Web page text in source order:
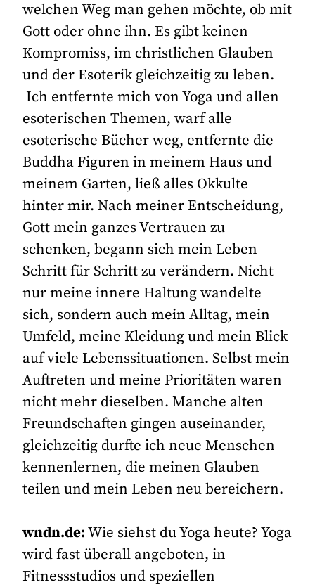
welchen Weg man gehen möchte, ob mit
Gott oder ohne ihn. Es gibt keinen
Kompromiss, im christlichen Glauben
und der Esoterik gleichzeitig zu leben.
Ich entfernte mich von Yoga und allen
esoterischen Themen, warf alle
esoterische Bücher weg, entfernte die
Buddha Figuren in meinem Haus und
meinem Garten, ließ alles Okkulte
hinter mir. Nach meiner Entscheidung,
Gott mein ganzes Vertrauen zu
schenken, begann sich mein Leben
Schritt für Schritt zu verändern. Nicht
nur meine innere Haltung wandelte
sich, sondern auch mein Alltag, mein
Umfeld, meine Kleidung und mein Blick
auf viele Lebenssituationen. Selbst mein
Auftreten und meine Prioritäten waren
nicht mehr dieselben. Manche alten
Freundschaften gingen auseinander,
gleichzeitig durfte ich neue Menschen
kennenlernen, die meinen Glauben
teilen und mein Leben neu bereichern.
wndn.de:Wie siehst du Yoga heute? Yoga
wird fast überall angeboten, in
Fitnessstudios und speziellen